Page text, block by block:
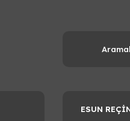
ESUN